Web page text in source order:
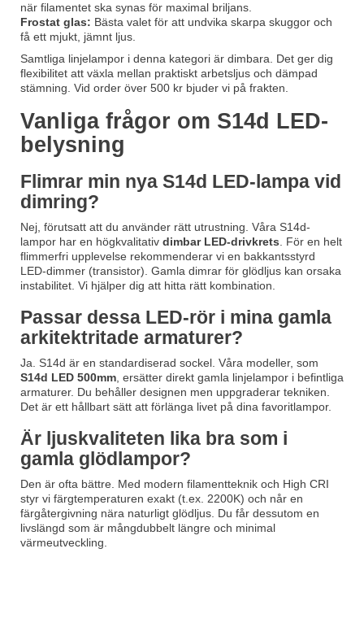
när filamentet ska synas för maximal briljans.
Frostat glas: Bästa valet för att undvika skarpa skuggor och
få ett mjukt, jämnt ljus.
Samtliga linjelampor i denna kategori är dimbara. Det ger dig
flexibilitet att växla mellan praktiskt arbetsljus och dämpad
stämning. Vid order över 500 kr bjuder vi på frakten.
Vanliga frågor om S14d LED-
belysning
Flimrar min nya S14d LED-lampa vid
dimring?
Nej, förutsatt att du använder rätt utrustning. Våra S14d-
lampor har en högkvalitativ dimbar LED-drivkrets . För en helt
flimmerfri upplevelse rekommenderar vi en bakkantsstyrd
LED-dimmer (transistor). Gamla dimrar för glödljus kan orsaka
instabilitet. Vi hjälper dig att hitta rätt kombination.
Passar dessa LED-rör i mina gamla
arkitektritade armaturer?
Ja. S14d är en standardiserad sockel. Våra modeller, som
S14d LED 500mm , ersätter direkt gamla linjelampor i befintliga
armaturer. Du behåller designen men uppgraderar tekniken.
Det är ett hållbart sätt att förlänga livet på dina favoritlampor.
Är ljuskvaliteten lika bra som i
gamla glödlampor?
Den är ofta bättre. Med modern filamentteknik och High CRI
styr vi färgtemperaturen exakt (t.ex. 2200K) och når en
färgåtergivning nära naturligt glödljus. Du får dessutom en
livslängd som är mångdubbelt längre och minimal
värmeutveckling.